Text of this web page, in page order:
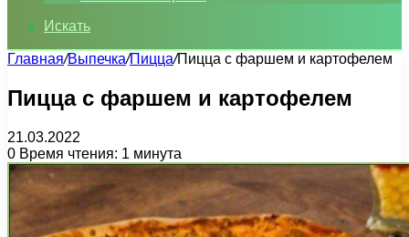
Искать
Главная/Выпечка/Пицца/Пицца с фаршем и картофелем
Пицца с фаршем и картофелем
21.03.2022
0 Время чтения: 1 минута